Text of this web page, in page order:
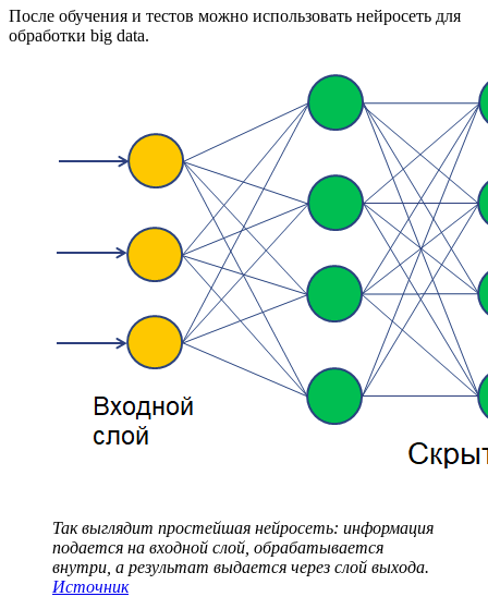
После обучения и тестов можно использовать нейросеть для
обработки big data.
Так выглядит простейшая нейросеть: информация
подается на входной слой, обрабатывается
внутри, а результат выдается через слой выхода.
Источник